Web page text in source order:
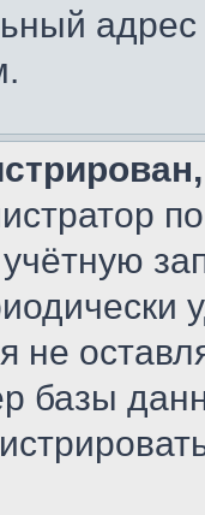
адрес
не
базы